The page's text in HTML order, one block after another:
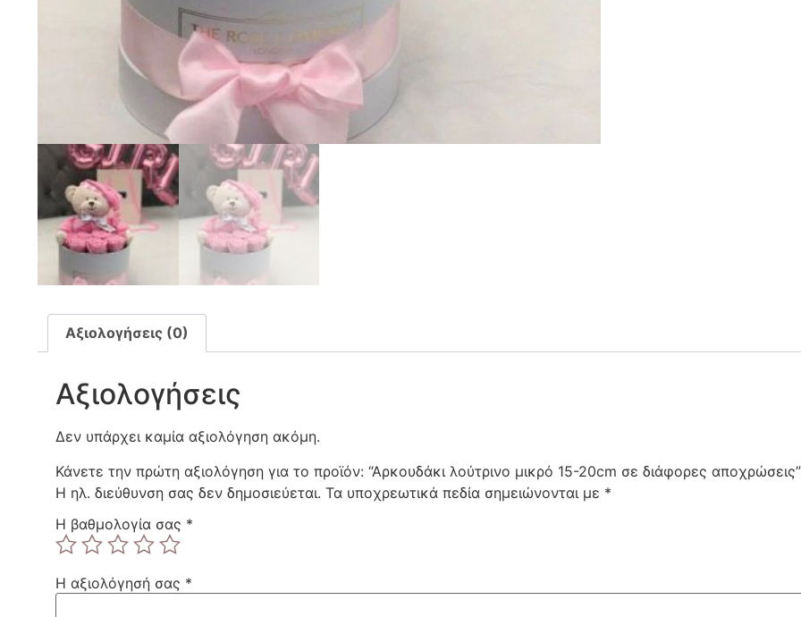
Αξιολογήσεις (0)
Αξιολογήσεις
Δεν υπάρχει καμία αξιολόγηση ακόμη.
Κάνετε την πρώτη αξιολόγηση για το προϊόν: “Αρκουδάκι λούτρινο μικρό 15-20cm σε διάφορες αποχρώσεις”
Η ηλ. διεύθυνση σας δεν δημοσιεύεται. Τα υποχρεωτικά πεδία σημειώνονται με *
Η βαθμολογία σας *
Η αξιολόγησή σας *